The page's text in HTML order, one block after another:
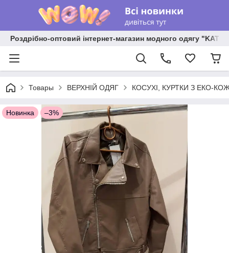
Роздрібно-оптовий інтернет-магазин модного одягу
Товары ВЕРХНІЙ ОДЯГ КОСУХІ, КУРТКИ З ЕКО-
Новинка –3%